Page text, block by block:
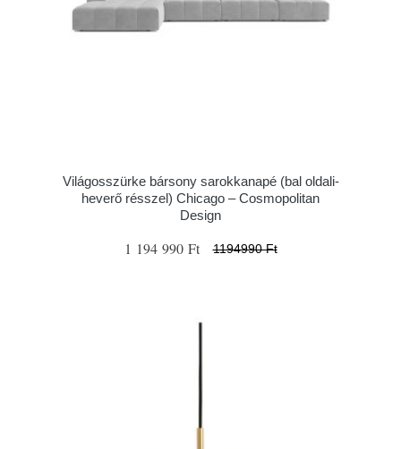
Világosszürke bársony sarokkanapé (bal oldali-
heverő résszel) Chicago – Cosmopolitan
Design
1 194 990 Ft 1194990 Ft